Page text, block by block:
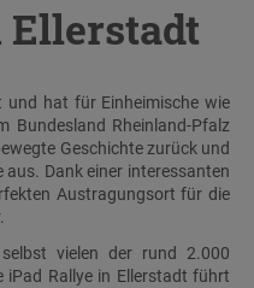
und hat für Einheimische wie
Bundesland Rheinland-Pfalz
Geschichte zurück und
Dank einer interessanten
Austragungsort für die
vielen der rund 2.000
iPad Rallye in Ellerstadt führt